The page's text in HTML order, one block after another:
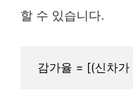
할 수 있습니다.
감가율 = [(신차